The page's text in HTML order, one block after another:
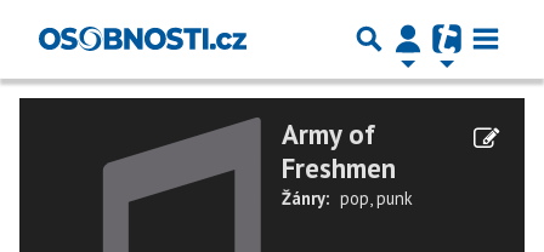
Army of
Freshmen
Žánry: pop,punk